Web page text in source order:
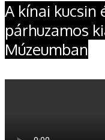
A kínai kucsin
párhuzamos
Múzeumban